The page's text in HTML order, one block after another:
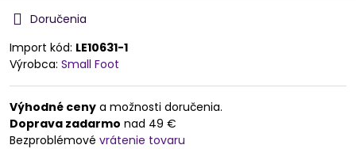
Doručenia
Import kód: LE10631-1
Výrobca: Small Foot
Výhodné ceny a možnosti doručenia.
Doprava zadarmo nad 49 €
Bezproblémové vrátenie tovaru